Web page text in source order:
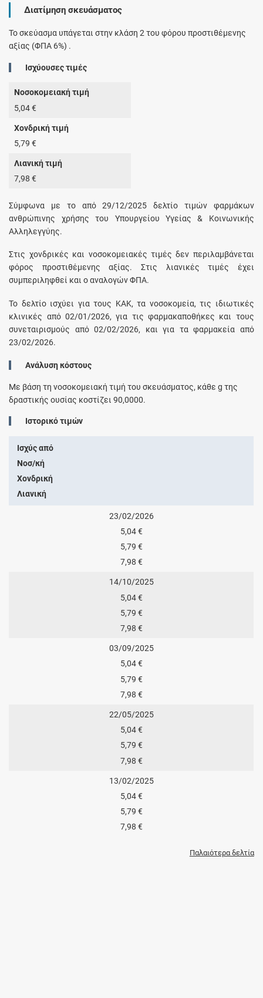
Διατίμηση σκευάσματος
Το σκεύασμα υπάγεται στην κλάση 2 του φόρου προστιθέμενης
αξίας (ΦΠΑ 6%) .
Ισχύουσες τιμές
Νοσοκομειακή τιμή
5,04 €
Χονδρική τιμή
5,79 €
Λιανική τιμή
7,98 €
Σύμφωνα με το από 29/12/2025 δελτίο τιμών φαρμάκων
ανθρώπινης χρήσης του Υπουργείου Υγείας & Κοινωνικής
Αλληλεγγύης.
Στις χονδρικές και νοσοκομειακές τιμές δεν περιλαμβάνεται
φόρος προστιθέμενης αξίας. Στις λιανικές τιμές έχει
συμπεριληφθεί και ο αναλογών ΦΠΑ.
Το δελτίο ισχύει για τους ΚΑΚ, τα νοσοκομεία, τις ιδιωτικές
κλινικές από 02/01/2026, για τις φαρμακαποθήκες και τους
συνεταιρισμούς από 02/02/2026, και για τα φαρμακεία από
23/02/2026.
Ανάλυση κόστους
Με βάση τη νοσοκομειακή τιμή του σκευάσματος, κάθεg της
δραστικής ουσίας κοστίζει90,0000.
Ιστορικό τιμών
Ισχύς από
Νοσ/κή
Χονδρική
Λιανική
23/02/2026
5,04 €
5,79 €
7,98 €
14/10/2025
5,04 €
5,79 €
7,98 €
03/09/2025
5,04 €
5,79 €
7,98 €
22/05/2025
5,04 €
5,79 €
7,98 €
13/02/2025
5,04 €
5,79 €
7,98 €
Παλαιότερα δελτία